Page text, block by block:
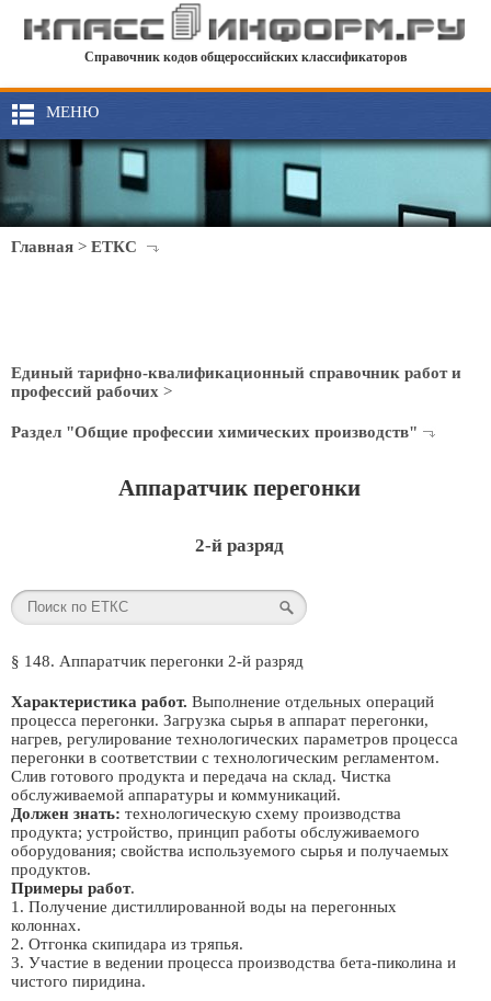
Справочник кодов общероссийских классификаторов
МЕНЮ
Главная > ЕТКС
Единый тарифно-квалификационный справочник работ и
профессий рабочих >
Раздел "Общие профессии химических производств"
Аппаратчик перегонки
2-й разряд
§ 148. Аппаратчик перегонки 2-й разряд
Характеристика работ. Выполнение отдельных операций
процесса перегонки. Загрузка сырья в аппарат перегонки,
нагрев, регулирование технологических параметров процесса
перегонки в соответствии с технологическим регламентом.
Слив готового продукта и передача на склад. Чистка
обслуживаемой аппаратуры и коммуникаций.
Должен знать: технологическую схему производства
продукта; устройство, принцип работы обслуживаемого
оборудования; свойства используемого сырья и получаемых
продуктов.
Примеры работ.
1. Получение дистиллированной воды на перегонных
колоннах.
2. Отгонка скипидара из тряпья.
3. Участие в ведении процесса производства бета-пиколина и
чистого пиридина.